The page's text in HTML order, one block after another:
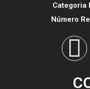
Categoria
Número